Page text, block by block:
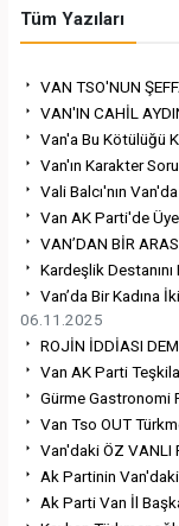
Tüm Yazıları
VAN TSO'NUN
VAN'IN CAHİL
Van'a Bu Kötülüğü
Van'ın Karakter
Vali Balcı'nın
Van AK Parti'de
VAN’DAN BİR
Kardeşlik
Van’da Bir Kadına
06.11.2025
ROJİN İDDİASI
Van AK Parti
Gürme Gastronomi
Van Tso OUT
Van'daki ÖZ VANLI
Ak Partinin
Ak Parti Van İl